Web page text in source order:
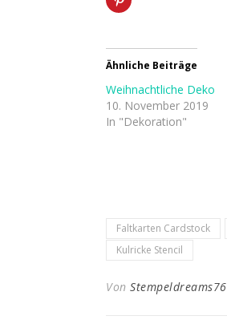
Ähnliche Beiträge
Weihnachtliche Deko
10. November 2019
In "Dekoration"
Faltkarten Cardstock
Kulricke Stencil
Von Stempeldreams76